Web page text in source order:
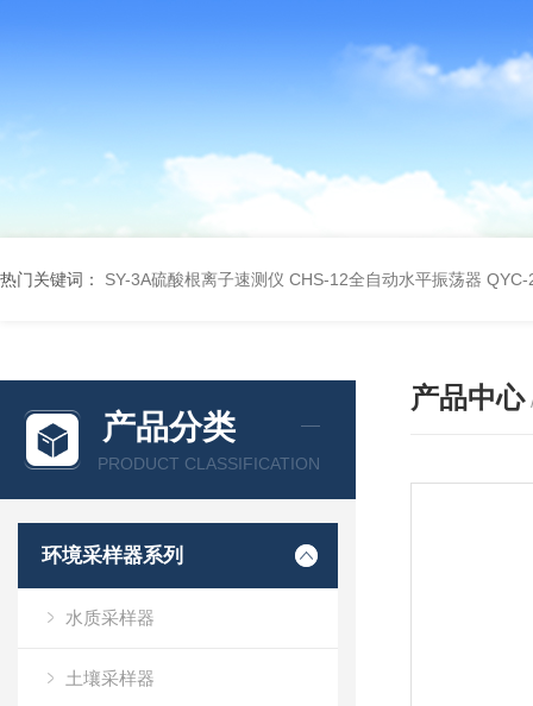
热门关键词： SY-3A硫酸根离子速测仪 CHS-12全自动水平振荡器 QYC-
产品分类
PRODUCT CLASSIFICATION
环境采样器系列
水质采样器
土壤采样器
产品中心